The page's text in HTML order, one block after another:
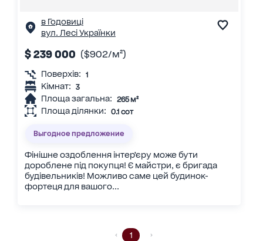
в Годовиці
вул. Лесі Українки
$ 239 000 ($902/м²)
Поверхів: 1
Кімнат: 3
Площа загальна: 265 м²
Площа ділянки: 0.1 сот
Выгодное предложение
Фінішне оздоблення інтерʼєру може бути
дороблене під покупця! Є майстри, є бригада
будівельників! Можливо саме цей будинок-
фортеця для вашого...
1